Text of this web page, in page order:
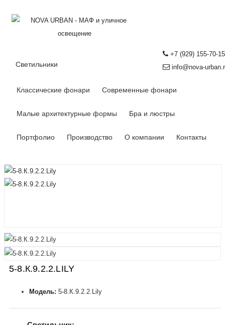
+7 (929) 155-70-15
info@nova-
Светильники
Классические фонари Современные фонари
Малые архитектурные формы Бра и люстры
Портфолио Производство О компании Контакты
5-8.К.9.2.2.LILY
Модель: 5-8.К.9.2.2.Lily